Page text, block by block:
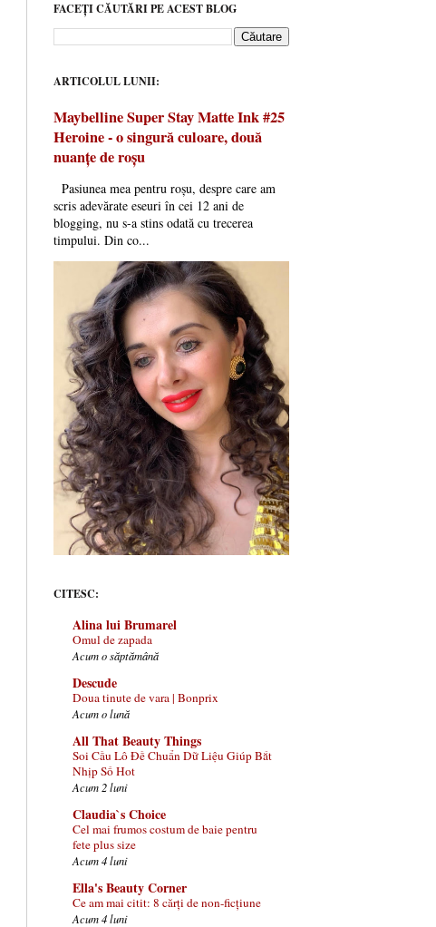
FACEȚI CĂUTĂRI PE ACEST BLOG
ARTICOLUL LUNII:
Maybelline Super Stay Matte Ink #25
Heroine - o singură culoare, două
nuanțe de roșu
Pasiunea mea pentru roșu, despre care am
scris adevărate eseuri în cei 12 ani de
blogging, nu s-a stins odată cu trecerea
timpului. Din co...
CITESC:
Alina lui Brumarel
Omul de zapada
Acum o săptămână
Descude
Doua tinute de vara | Bonprix
Acum o lună
All That Beauty Things
Soi Cầu Lô Đề Chuẩn Dữ Liệu Giúp Bắt
Nhịp Số Hot
Acum 2 luni
Claudia`s Choice
Cel mai frumos costum de baie pentru
fete plus size
Acum 4 luni
Ella's Beauty Corner
Ce am mai citit: 8 cărți de non-ficțiune
Acum 4 luni